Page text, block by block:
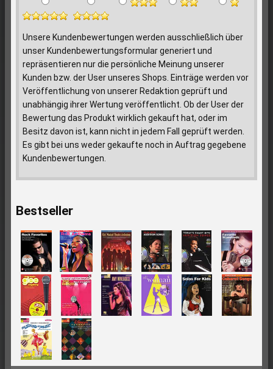
Unsere Kundenbewertungen werden ausschließlich über
unser Kundenbewertungsformular generiert und
repräsentieren nur die persönliche Meinung unserer
Kunden bzw. der User unseres Shops. Einträge werden vor
Veröffentlichung von unserer Redaktion geprüft und
unabhängig ihrer Wertung veröffentlicht. Ob der User der
Bewertung das Produkt wirklich gekauft hat, oder im
Besitz davon ist, kann nicht in jedem Fall geprüft werden.
Es gibt bei uns weder gekaufte noch in Auftrag gegebene
Kundenbewertungen.
Bestseller